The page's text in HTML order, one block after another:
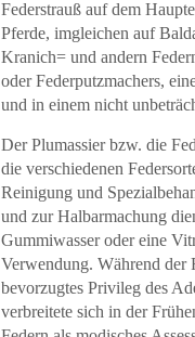
Federstrauß auf dem
Pferde, imgleichen auf
Kranich= und andern
oder Federputzmachers,
und in einem nicht
Der Plumassier bzw. die
die verschiedenen
Reinigung und
und zur Halbarmachung
Gummiwasser oder eine
Verwendung. Während der
bevorzugtes Privileg des
verbreitete sich in der